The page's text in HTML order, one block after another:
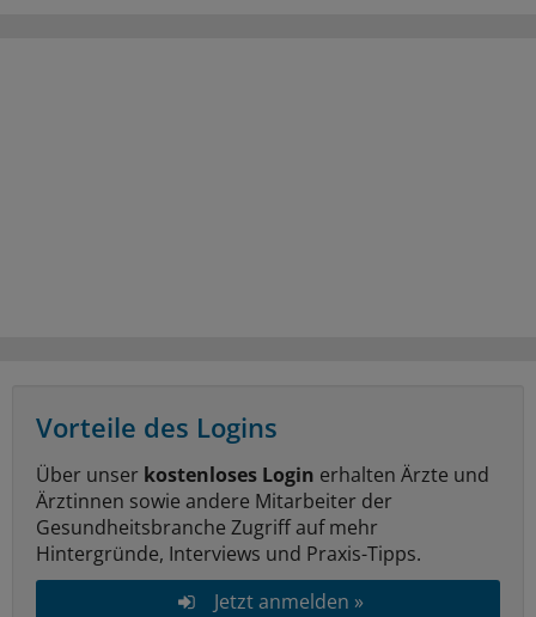
Vorteile des Logins
Über unser kostenloses Login erhalten Ärzte und
Ärztinnen sowie andere Mitarbeiter der
Gesundheitsbranche Zugriff auf mehr
Hintergründe, Interviews und Praxis-Tipps.
Jetzt anmelden »